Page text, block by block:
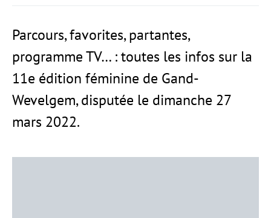
Parcours, favorites, partantes,
programme TV… : toutes les infos sur la
11e édition féminine de Gand-
Wevelgem, disputée le dimanche 27
mars 2022.